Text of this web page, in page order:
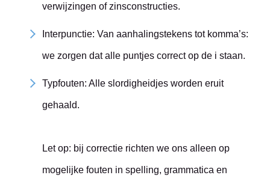
verwijzingen of zinsconstructies.
Interpunctie: Van aanhalingstekens tot komma’s:
we zorgen dat alle puntjes correct op de i staan.
Typfouten: Alle slordigheidjes worden eruit
gehaald.
Let op: bij correctie richten we ons alleen op
mogelijke fouten in spelling, grammatica en